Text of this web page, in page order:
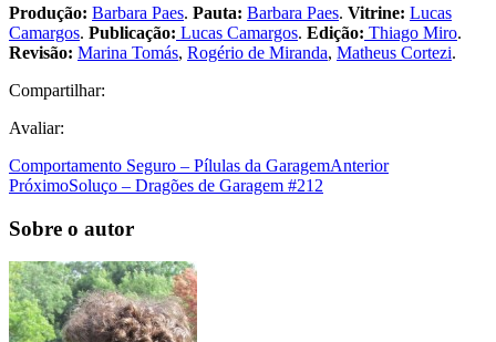
Produção: Barbara Paes. Pauta: Barbara Paes. Vitrine: Lucas
Camargos. Publicação: Lucas Camargos. Edição: Thiago Miro.
Revisão: Marina Tomás, Rogério de Miranda, Matheus Cortezi.
Compartilhar:
Avaliar:
Comportamento Seguro – Pílulas da GaragemAnterior
PróximoSoluço – Dragões de Garagem #212
Sobre o autor